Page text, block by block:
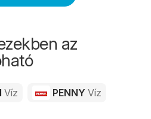
az
Víz PENNYVíz